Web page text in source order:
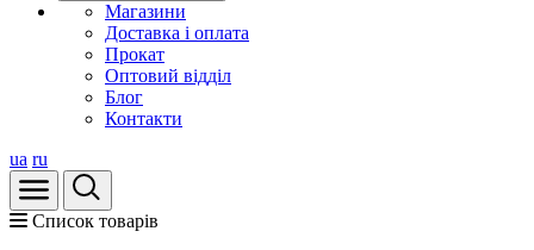
Магазини
Доставка і оплата
Прокат
Оптовий відділ
Блог
Контакти
ua ru
Список товарів